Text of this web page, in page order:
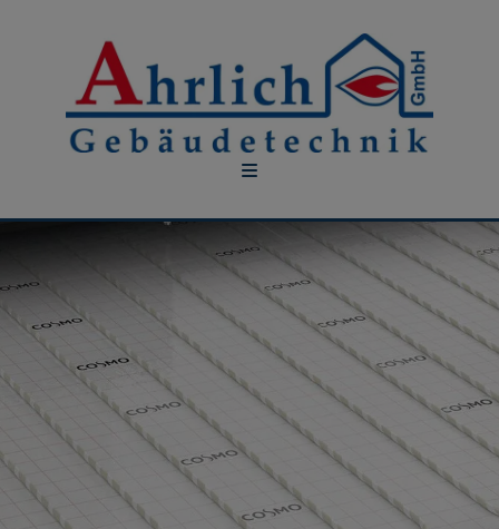
und schließen
und schließen